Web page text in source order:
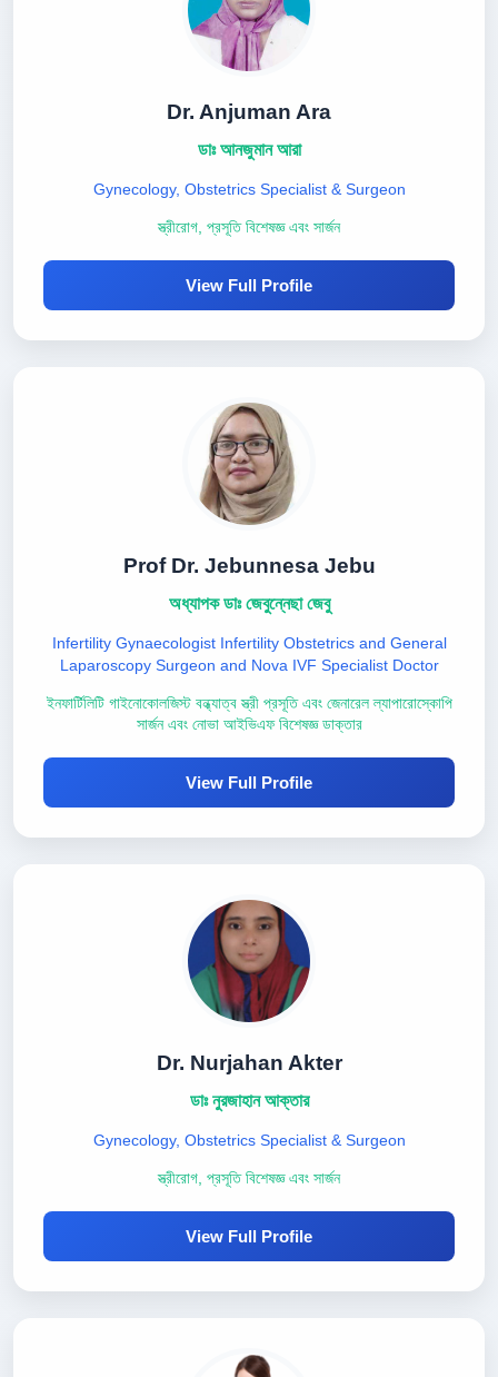
Dr. Anjuman Ara
ডাঃ আনজুমান আরা
Gynecology, Obstetrics Specialist & Surgeon
স্ত্রীরোগ, প্রসূতি বিশেষজ্ঞ এবং সার্জন
View Full Profile
Prof Dr. Jebunnesa Jebu
অধ্যাপক ডাঃ জেবুন্নেছা জেবু
Infertility Gynaecologist Infertility Obstetrics and General
Laparoscopy Surgeon and Nova IVF Specialist Doctor
ইনফার্টিলিটি গাইনোকোলজিস্ট বন্ধ্যাত্ব স্ত্রী প্রসূতি এবং জেনারেল ল্যাপারোস্কোপি
সার্জন এবং নোভা আইভিএফ বিশেষজ্ঞ ডাক্তার
View Full Profile
Dr. Nurjahan Akter
ডাঃ নুরজাহান আক্তার
Gynecology, Obstetrics Specialist & Surgeon
স্ত্রীরোগ, প্রসূতি বিশেষজ্ঞ এবং সার্জন
View Full Profile